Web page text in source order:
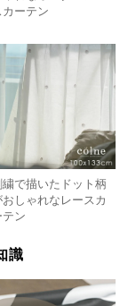
カーテン
繍で描いたドット柄
おしゃれなレースカ
テン
識